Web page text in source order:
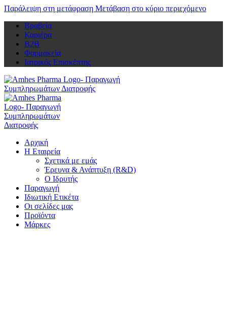
Παράλειψη στη μετάφραση Μετάβαση στο κύριο περιεχόμενο
Βραβεία
Καριέρα
Β2Β
Φαρμακεία
Ιατρικός Επισκέπτης
Αρχική
Η Εταιρεία
Σχετικά με εμάς
Έρευνα & Ανάπτυξη (R&D)
Ο Ιδρυτής
Παραγωγή
Ιδιωτική Ετικέτα
Οι σελίδες μας
Προϊόντα
Μάρκες